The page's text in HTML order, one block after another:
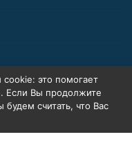
сайта
это помогает
Если Вы продолжите
будем считать, что Вас